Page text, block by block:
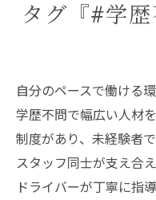
タグ『#学
自分のペースで働ける
学歴不問で幅広い人材
制度があり、未経験者
スタッフ同士が支え合
ドライバーが丁寧に指